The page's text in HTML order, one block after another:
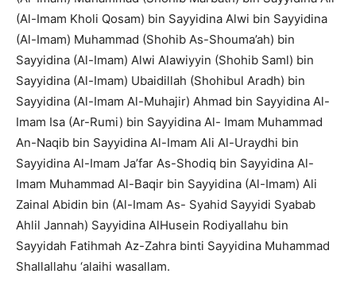
(Al-Imam Kholi Qosam) bin Sayyidina Alwi bin Sayyidina
(Al-Imam) Muhammad (Shohib As-Shouma’ah) bin
Sayyidina (Al-Imam) Alwi Alawiyyin (Shohib Saml) bin
Sayyidina (Al-Imam) Ubaidillah (Shohibul Aradh) bin
Sayyidina (Al-Imam Al-Muhajir) Ahmad bin Sayyidina Al-
Imam Isa (Ar-Rumi) bin Sayyidina Al- Imam Muhammad
An-Naqib bin Sayyidina Al-Imam Ali Al-Uraydhi bin
Sayyidina Al-Imam Ja’far As-Shodiq bin Sayyidina Al-
Imam Muhammad Al-Baqir bin Sayyidina (Al-Imam) Ali
Zainal Abidin bin (Al-Imam As- Syahid Sayyidi Syabab
Ahlil Jannah) Sayyidina AlHusein Rodiyallahu bin
Sayyidah Fatihmah Az-Zahra binti Sayyidina Muhammad
Shallallahu ‘alaihi wasallam.